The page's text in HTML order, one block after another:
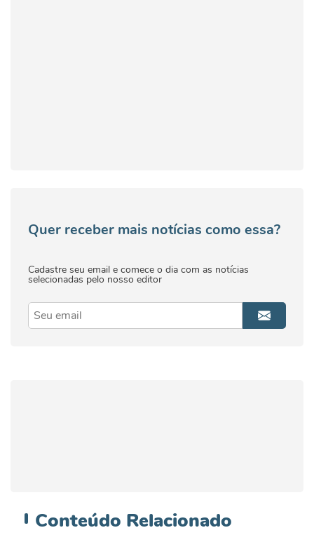
Quer receber mais notícias como essa?
Cadastre seu email e comece o dia com as notícias
selecionadas pelo nosso editor
Conteúdo Relacionado